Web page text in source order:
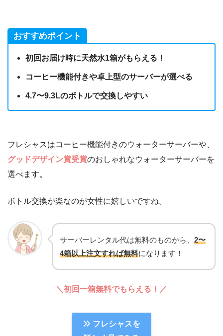
おすすめポイント
初回お届け時に天然水1箱がもらえる！
コーヒー機能付きや卓上型のサーバーが選べる
4.7〜9.3Lのボトルで交換しやすい
フレシャスはコーヒー機能付きのウォーターサーバーや、
グッドデザイン賞受賞のおしゃれなウォーターサーバーを
選べます。
ボトル交換が楽なのが女性に嬉しいですね。
サーバーレンタル代は無料のものから、 2〜
4箱以上注文すれば無料になります！
＼初回一箱無料でもらえる！／
フレシャスを